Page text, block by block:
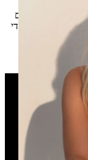
ולטשטש עם
כמה פעמים כדי